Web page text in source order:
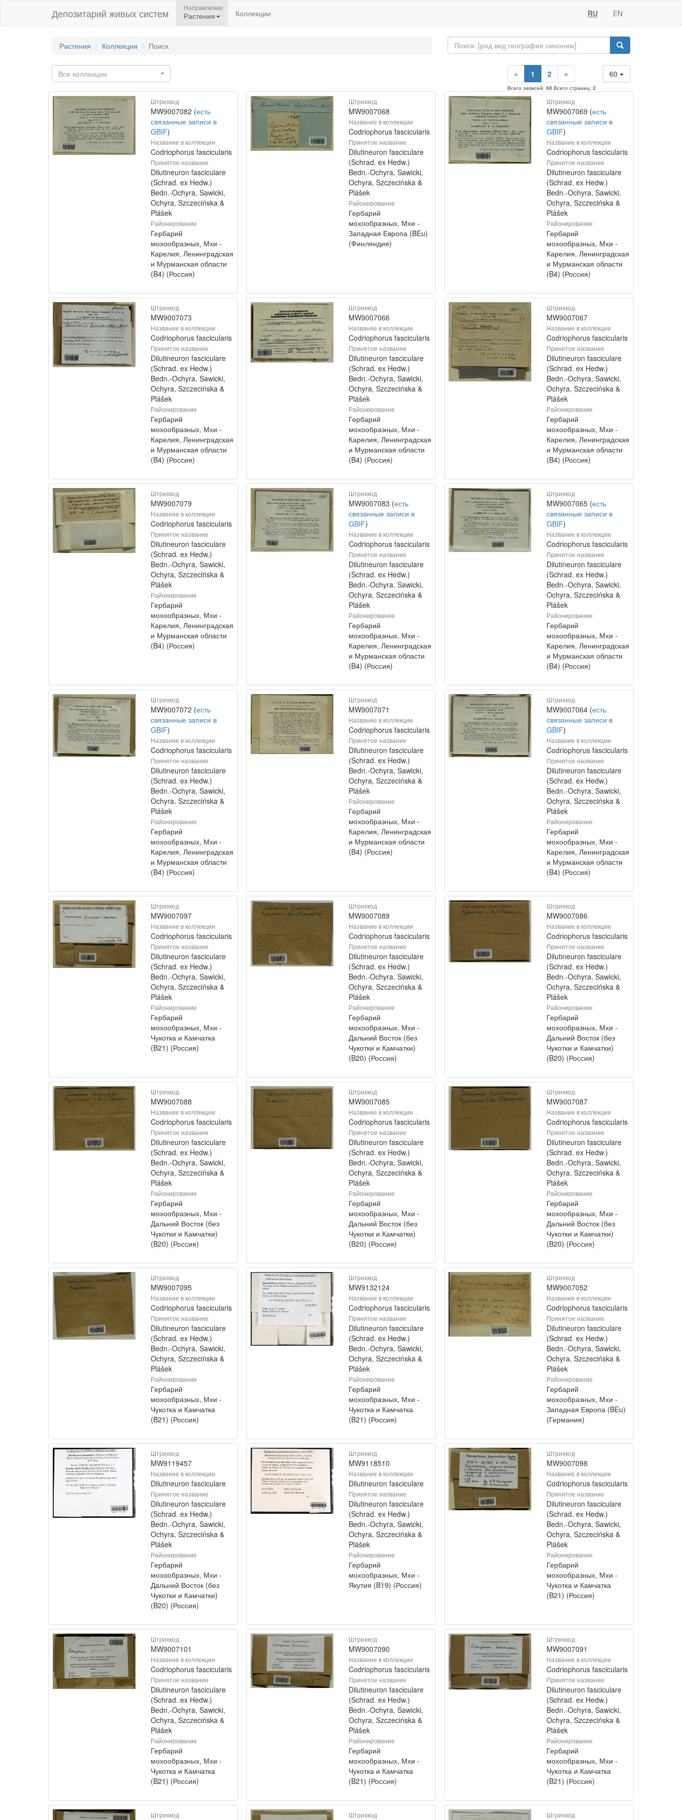
Депозитарий живых систем Направление
Растения Коллекции RU EN
Растения Коллекции Поиск
Все коллекции 60
« 1 2 »
Всего записей: 68 Всего страниц: 2
Штрихкод
MW9007082 (есть
связанные записи в
GBIF)
Название в коллекции
Codriophorus fascicularis
Принятое название
Dilutineuron fasciculare
(Schrad. ex Hedw.)
Bedn.-Ochyra, Sawicki,
Ochyra, Szczecińska &
Plášek
Районирование
Гербарий
мохообразных, Мхи -
Карелия, Ленинградская
и Мурманская области
(B4) (Россия)
Штрихкод
MW9007068
Название в коллекции
Codriophorus fascicularis
Принятое название
Dilutineuron fasciculare
(Schrad. ex Hedw.)
Bedn.-Ochyra, Sawicki,
Ochyra, Szczecińska &
Plášek
Районирование
Гербарий
мохообразных, Мхи -
Западная Европа (BEu)
(Финляндия)
Штрихкод
MW9007069 (есть
связанные записи в
GBIF)
Название в коллекции
Codriophorus fascicularis
Принятое название
Dilutineuron fasciculare
(Schrad. ex Hedw.)
Bedn.-Ochyra, Sawicki,
Ochyra, Szczecińska &
Plášek
Районирование
Гербарий
мохообразных, Мхи -
Карелия, Ленинградская
и Мурманская области
(B4) (Россия)
Штрихкод
MW9007073
Название в коллекции
Codriophorus fascicularis
Принятое название
Dilutineuron fasciculare
(Schrad. ex Hedw.)
Bedn.-Ochyra, Sawicki,
Ochyra, Szczecińska &
Plášek
Районирование
Гербарий
мохообразных, Мхи -
Карелия, Ленинградская
и Мурманская области
(B4) (Россия)
Штрихкод
MW9007066
Название в коллекции
Codriophorus fascicularis
Принятое название
Dilutineuron fasciculare
(Schrad. ex Hedw.)
Bedn.-Ochyra, Sawicki,
Ochyra, Szczecińska &
Plášek
Районирование
Гербарий
мохообразных, Мхи -
Карелия, Ленинградская
и Мурманская области
(B4) (Россия)
Штрихкод
MW9007067
Название в коллекции
Codriophorus fascicularis
Принятое название
Dilutineuron fasciculare
(Schrad. ex Hedw.)
Bedn.-Ochyra, Sawicki,
Ochyra, Szczecińska &
Plášek
Районирование
Гербарий
мохообразных, Мхи -
Карелия, Ленинградская
и Мурманская области
(B4) (Россия)
Штрихкод
MW9007079
Название в коллекции
Codriophorus fascicularis
Принятое название
Dilutineuron fasciculare
(Schrad. ex Hedw.)
Bedn.-Ochyra, Sawicki,
Ochyra, Szczecińska &
Plášek
Районирование
Гербарий
мохообразных, Мхи -
Карелия, Ленинградская
и Мурманская области
(B4) (Россия)
Штрихкод
MW9007083 (есть
связанные записи в
GBIF)
Название в коллекции
Codriophorus fascicularis
Принятое название
Dilutineuron fasciculare
(Schrad. ex Hedw.)
Bedn.-Ochyra, Sawicki,
Ochyra, Szczecińska &
Plášek
Районирование
Гербарий
мохообразных, Мхи -
Карелия, Ленинградская
и Мурманская области
(B4) (Россия)
Штрихкод
MW9007065 (есть
связанные записи в
GBIF)
Название в коллекции
Codriophorus fascicularis
Принятое название
Dilutineuron fasciculare
(Schrad. ex Hedw.)
Bedn.-Ochyra, Sawicki,
Ochyra, Szczecińska &
Plášek
Районирование
Гербарий
мохообразных, Мхи -
Карелия, Ленинградская
и Мурманская области
(B4) (Россия)
Штрихкод
MW9007072 (есть
связанные записи в
GBIF)
Название в коллекции
Codriophorus fascicularis
Принятое название
Dilutineuron fasciculare
(Schrad. ex Hedw.)
Bedn.-Ochyra, Sawicki,
Ochyra, Szczecińska &
Plášek
Районирование
Гербарий
мохообразных, Мхи -
Карелия, Ленинградская
и Мурманская области
(B4) (Россия)
Штрихкод
MW9007071
Название в коллекции
Codriophorus fascicularis
Принятое название
Dilutineuron fasciculare
(Schrad. ex Hedw.)
Bedn.-Ochyra, Sawicki,
Ochyra, Szczecińska &
Plášek
Районирование
Гербарий
мохообразных, Мхи -
Карелия, Ленинградская
и Мурманская области
(B4) (Россия)
Штрихкод
MW9007064 (есть
связанные записи в
GBIF)
Название в коллекции
Codriophorus fascicularis
Принятое название
Dilutineuron fasciculare
(Schrad. ex Hedw.)
Bedn.-Ochyra, Sawicki,
Ochyra, Szczecińska &
Plášek
Районирование
Гербарий
мохообразных, Мхи -
Карелия, Ленинградская
и Мурманская области
(B4) (Россия)
Штрихкод
MW9007097
Название в коллекции
Codriophorus fascicularis
Принятое название
Dilutineuron fasciculare
(Schrad. ex Hedw.)
Bedn.-Ochyra, Sawicki,
Ochyra, Szczecińska &
Plášek
Районирование
Гербарий
мохообразных, Мхи -
Чукотка и Камчатка
(B21) (Россия)
Штрихкод
MW9007089
Название в коллекции
Codriophorus fascicularis
Принятое название
Dilutineuron fasciculare
(Schrad. ex Hedw.)
Bedn.-Ochyra, Sawicki,
Ochyra, Szczecińska &
Plášek
Районирование
Гербарий
мохообразных, Мхи -
Дальний Восток (без
Чукотки и Камчатки)
(B20) (Россия)
Штрихкод
MW9007086
Название в коллекции
Codriophorus fascicularis
Принятое название
Dilutineuron fasciculare
(Schrad. ex Hedw.)
Bedn.-Ochyra, Sawicki,
Ochyra, Szczecińska &
Plášek
Районирование
Гербарий
мохообразных, Мхи -
Дальний Восток (без
Чукотки и Камчатки)
(B20) (Россия)
Штрихкод
MW9007088
Название в коллекции
Codriophorus fascicularis
Принятое название
Dilutineuron fasciculare
(Schrad. ex Hedw.)
Bedn.-Ochyra, Sawicki,
Ochyra, Szczecińska &
Plášek
Районирование
Гербарий
мохообразных, Мхи -
Дальний Восток (без
Чукотки и Камчатки)
(B20) (Россия)
Штрихкод
MW9007085
Название в коллекции
Codriophorus fascicularis
Принятое название
Dilutineuron fasciculare
(Schrad. ex Hedw.)
Bedn.-Ochyra, Sawicki,
Ochyra, Szczecińska &
Plášek
Районирование
Гербарий
мохообразных, Мхи -
Дальний Восток (без
Чукотки и Камчатки)
(B20) (Россия)
Штрихкод
MW9007087
Название в коллекции
Codriophorus fascicularis
Принятое название
Dilutineuron fasciculare
(Schrad. ex Hedw.)
Bedn.-Ochyra, Sawicki,
Ochyra, Szczecińska &
Plášek
Районирование
Гербарий
мохообразных, Мхи -
Дальний Восток (без
Чукотки и Камчатки)
(B20) (Россия)
Штрихкод
MW9007095
Название в коллекции
Codriophorus fascicularis
Принятое название
Dilutineuron fasciculare
(Schrad. ex Hedw.)
Bedn.-Ochyra, Sawicki,
Ochyra, Szczecińska &
Plášek
Районирование
Гербарий
мохообразных, Мхи -
Чукотка и Камчатка
(B21) (Россия)
Штрихкод
MW9132124
Название в коллекции
Codriophorus fascicularis
Принятое название
Dilutineuron fasciculare
(Schrad. ex Hedw.)
Bedn.-Ochyra, Sawicki,
Ochyra, Szczecińska &
Plášek
Районирование
Гербарий
мохообразных, Мхи -
Чукотка и Камчатка
(B21) (Россия)
Штрихкод
MW9007052
Название в коллекции
Codriophorus fascicularis
Принятое название
Dilutineuron fasciculare
(Schrad. ex Hedw.)
Bedn.-Ochyra, Sawicki,
Ochyra, Szczecińska &
Plášek
Районирование
Гербарий
мохообразных, Мхи -
Западная Европа (BEu)
(Германия)
Штрихкод
MW9119457
Название в коллекции
Dilutineuron fasciculare
Принятое название
Dilutineuron fasciculare
(Schrad. ex Hedw.)
Bedn.-Ochyra, Sawicki,
Ochyra, Szczecińska &
Plášek
Районирование
Гербарий
мохообразных, Мхи -
Дальний Восток (без
Чукотки и Камчатки)
(B20) (Россия)
Штрихкод
MW9118510
Название в коллекции
Dilutineuron fasciculare
Принятое название
Dilutineuron fasciculare
(Schrad. ex Hedw.)
Bedn.-Ochyra, Sawicki,
Ochyra, Szczecińska &
Plášek
Районирование
Гербарий
мохообразных, Мхи -
Якутия (B19) (Россия)
Штрихкод
MW9007098
Название в коллекции
Codriophorus fascicularis
Принятое название
Dilutineuron fasciculare
(Schrad. ex Hedw.)
Bedn.-Ochyra, Sawicki,
Ochyra, Szczecińska &
Plášek
Районирование
Гербарий
мохообразных, Мхи -
Чукотка и Камчатка
(B21) (Россия)
Штрихкод
MW9007101
Название в коллекции
Codriophorus fascicularis
Принятое название
Dilutineuron fasciculare
(Schrad. ex Hedw.)
Bedn.-Ochyra, Sawicki,
Ochyra, Szczecińska &
Plášek
Районирование
Гербарий
мохообразных, Мхи -
Чукотка и Камчатка
(B21) (Россия)
Штрихкод
MW9007090
Название в коллекции
Codriophorus fascicularis
Принятое название
Dilutineuron fasciculare
(Schrad. ex Hedw.)
Bedn.-Ochyra, Sawicki,
Ochyra, Szczecińska &
Plášek
Районирование
Гербарий
мохообразных, Мхи -
Чукотка и Камчатка
(B21) (Россия)
Штрихкод
MW9007091
Название в коллекции
Codriophorus fascicularis
Принятое название
Dilutineuron fasciculare
(Schrad. ex Hedw.)
Bedn.-Ochyra, Sawicki,
Ochyra, Szczecińska &
Plášek
Районирование
Гербарий
мохообразных, Мхи -
Чукотка и Камчатка
(B21) (Россия)
Штрихкод Штрихкод Штрихкод